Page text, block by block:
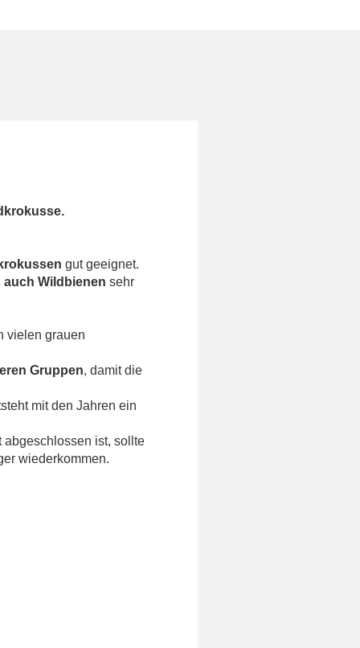
gut geeignet.
auch Wildbienen sehr
vielen grauen
Gruppen, damit die
mit den Jahren ein
abgeschlossen ist, sollte
wiederkommen.